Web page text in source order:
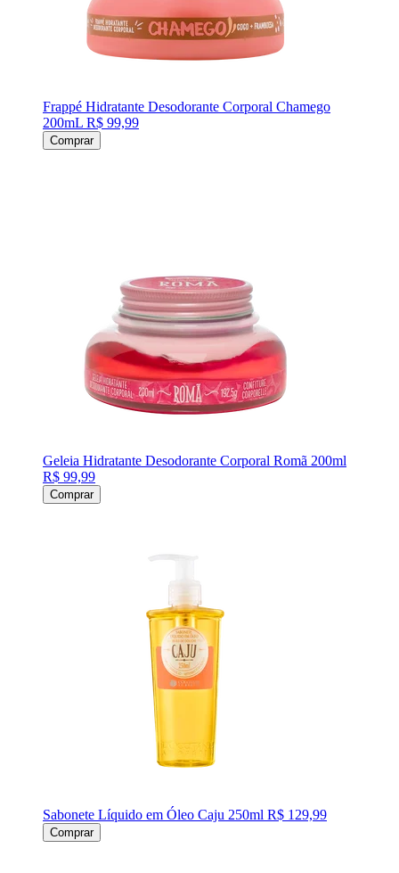
Frappé Hidratante Desodorante Corporal Chamego
200mL R$ 99,99
Comprar
Geleia Hidratante Desodorante Corporal Romã 200ml
R$ 99,99
Comprar
Sabonete Líquido em Óleo Caju 250ml R$ 129,99
Comprar